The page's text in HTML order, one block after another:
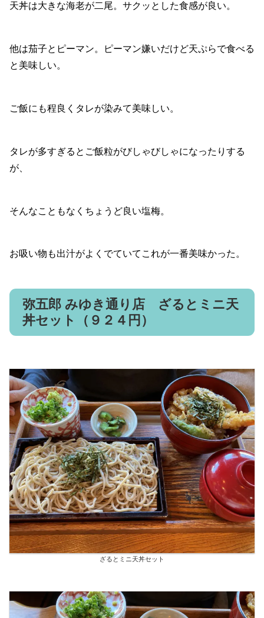
天丼は大きな海老が二尾。サクッとした食感が良い。
他は茄子とピーマン。ピーマン嫌いだけど天ぷらで食べる
と美味しい。
ご飯にも程良くタレが染みて美味しい。
タレが多すぎるとご飯粒がびしゃびしゃになったりする
が、
そんなこともなくちょうど良い塩梅。
お吸い物も出汁がよくでていてこれが一番美味かった。
弥五郎 みゆき通り店 ざるとミニ天
丼セット（９２４円）
ざるとミニ天丼セット